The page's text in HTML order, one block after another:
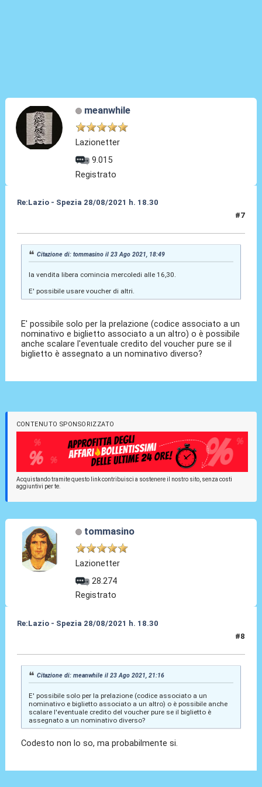
meanwhile
Lazionetter
9.015
Registrato
Re:Lazio - Spezia 28/08/2021 h. 18.30
#7
Citazione di: tommasino il 23 Ago 2021, 18:49
la vendita libera comincia mercoledi alle 16,30.
E' possibile usare voucher di altri.
E' possibile solo per la prelazione (codice associato a un
nominativo e biglietto associato a un altro) o è possibile
anche scalare l'eventuale credito del voucher pure se il
biglietto è assegnato a un nominativo diverso?
CONTENUTO SPONSORIZZATO
Acquistando tramite questo link contribuisci a sostenere il nostro sito, senza costi
aggiuntivi per te.
tommasino
Lazionetter
28.274
Registrato
Re:Lazio - Spezia 28/08/2021 h. 18.30
#8
Citazione di: meanwhile il 23 Ago 2021, 21:16
E' possibile solo per la prelazione (codice associato a un
nominativo e biglietto associato a un altro) o è possibile anche
scalare l'eventuale credito del voucher pure se il biglietto è
assegnato a un nominativo diverso?
Codesto non lo so, ma probabilmente si.